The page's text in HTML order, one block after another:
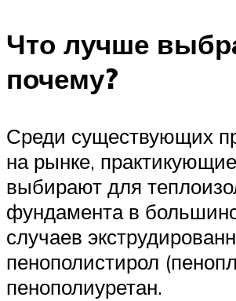
Что лучше
почему?
Среди существующих
на рынке,
выбирают для
фундамента в
случаев
пенополистирол
пенополиуретан.